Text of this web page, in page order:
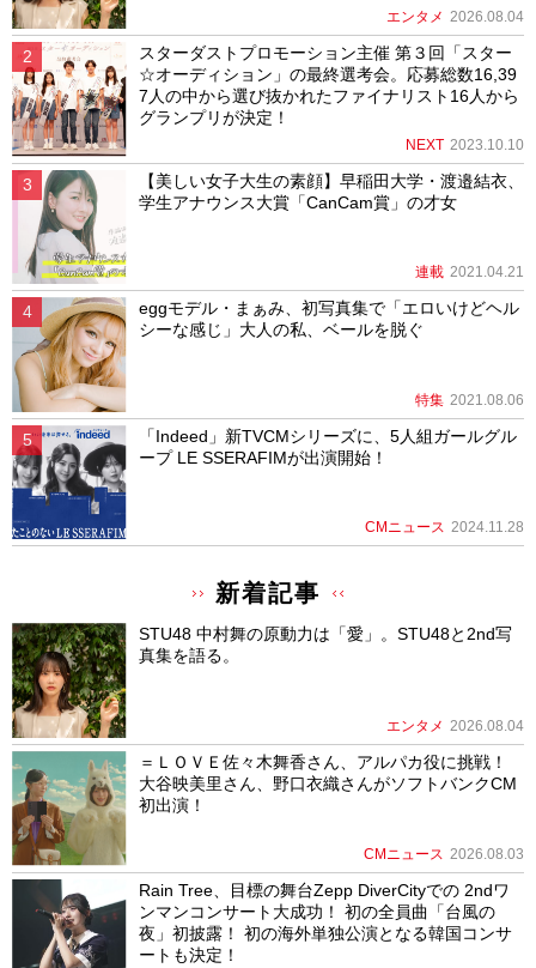
エンタメ 2026.08.04
スターダストプロモーション主催 第３回「スター
☆オーディション」の最終選考会。応募総数16,39
7人の中から選び抜かれたファイナリスト16人から
グランプリが決定！
NEXT 2023.10.10
【美しい女子大生の素顔】早稲田大学・渡邉結衣、
学生アナウンス大賞「CanCam賞」の才女
連載 2021.04.21
eggモデル・まぁみ、初写真集で「エロいけどヘル
シーな感じ」大人の私、ベールを脱ぐ
特集 2021.08.06
「Indeed」新TVCMシリーズに、5人組ガールグル
ープ LE SSERAFIMが出演開始！
CMニュース 2024.11.28
新着記事
STU48 中村舞の原動力は「愛」。STU48と2nd写
真集を語る。
エンタメ 2026.08.04
＝ＬＯＶＥ佐々木舞香さん、アルパカ役に挑戦！
大谷映美里さん、野口衣織さんがソフトバンクCM
初出演！
CMニュース 2026.08.03
Rain Tree、目標の舞台Zepp DiverCityでの 2ndワ
ンマンコンサート大成功！ 初の全員曲「台風の
夜」初披露！ 初の海外単独公演となる韓国コンサ
ートも決定！